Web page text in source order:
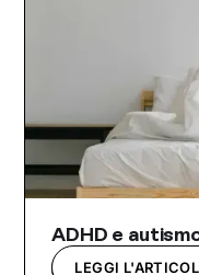
ADHD e
LEGGI